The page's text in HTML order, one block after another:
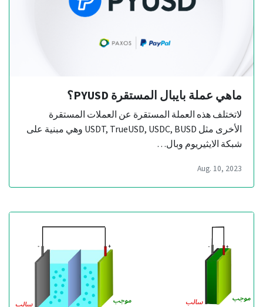
ماهي عملة بايبال المستقرة PYUSD؟
لاتختلف هذه العملة المستقرة عن العملات المستقرة
الأخرى مثل USDT, TrueUSD, USDC, BUSD وهي مبنية على
شبكة الايثيريوم وبال…
Aug. 10, 2023